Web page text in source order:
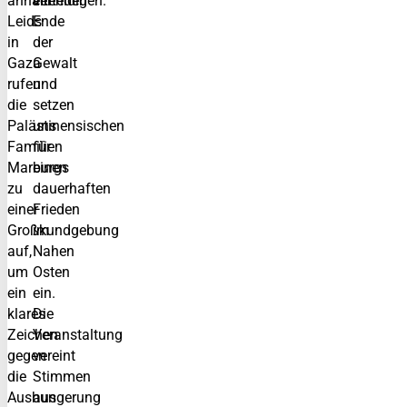
Leids
in
Gaza
rufen
die
Palästinensischen
Familien
Marburgs
zu
einer
Großkundgebung
auf,
um
ein
klares
Zeichen
gegen
die
Aushungerung
Ende
der
Gewalt
und
setzen
uns
für
einen
dauerhaften
Frieden
im
Nahen
Osten
ein.
Die
Veranstaltung
vereint
Stimmen
aus